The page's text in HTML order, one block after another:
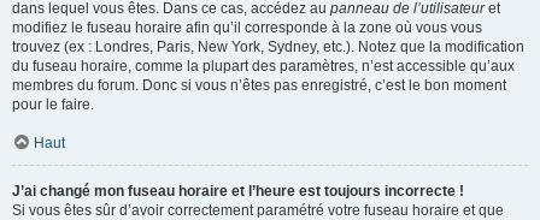
dans lequel vous êtes. Dans ce cas, accédez au panneau de l’utilisateuret
modifiez le fuseau horaire afin qu’il corresponde à la zone où vous vous
trouvez (ex : Londres, Paris, New York, Sydney, etc.). Notez que la modification
du fuseau horaire, comme la plupart des paramètres, n’est accessible qu’aux
membres du forum. Donc si vous n’êtes pas enregistré, c’est le bon moment
pour le faire.
Haut
J’ai changé mon fuseau horaire et l’heure est toujours incorrecte !
Si vous êtes sûr d’avoir correctement paramétré votre fuseau horaire et que